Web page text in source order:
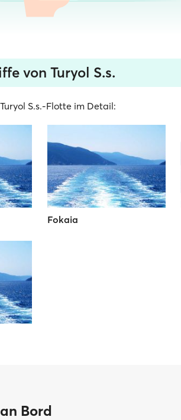
von Turyol S.s.
S.s.-Flotte im Detail:
Fokaia
Bord